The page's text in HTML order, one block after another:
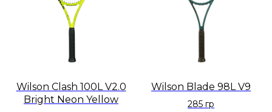
Wilson Clash 100L V2.0
Bright Neon Yellow
Wilson Blade 98L V9
285 гр